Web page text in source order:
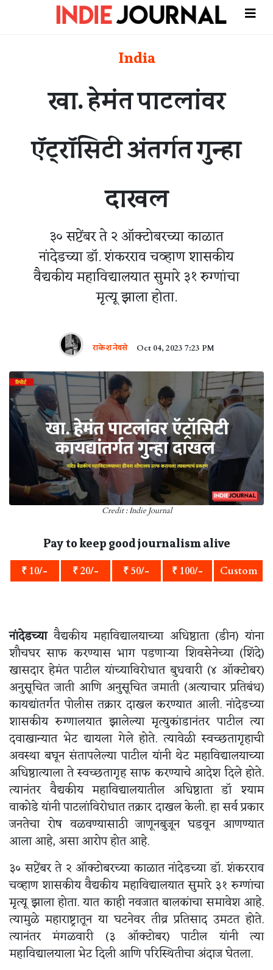
India
खा. हेमंत पाटलांवर
ऍट्रॉसिटी अंतर्गत गुन्हा
दाखल
३० सप्टेंबर ते २ ऑक्टोबरच्या काळात
नांदेडच्या डॉ. शंकरराव चव्हाण शासकीय
वैद्यकीय महाविद्यालयात सुमारे ३१ रुग्णांचा
मृत्यू झाला होता.
राकेश नेवसे Oct 04, 2023 7:23 PM
Credit : Indie Journal
Pay to keep good journalism alive
₹ 10/- ₹ 20/- ₹ 50/- ₹ 100/- Custom
नांदेडच्यावैद्यकीय महाविद्यालयाच्या अधिष्ठाता (डीन) यांना
शौचघर साफ करण्यास भाग पडणाऱ्या शिवसेनेच्या (शिंदे)
खासदार हेमंत पाटील यांच्याविरोधात बुधवारी (४ ऑक्टोबर)
अनुसूचित जाती आणि अनुसूचित जमाती (अत्याचार प्रतिबंध)
कायद्यांतर्गत पोलीस तक्रार दाखल करण्यात आली. नांदेडच्या
शासकीय रुग्णालयात झालेल्या मृत्युकांडानंतर पाटील त्या
दवाखान्यात भेट द्यायला गेले होते. त्यावेळी स्वच्छतागृहाची
अवस्था बघून संतापलेल्या पाटील यांनी थेट महाविद्यालयाच्या
अधिष्ठात्याला ते स्वच्छतागृह साफ करण्याचे आदेश दिले होते.
त्यानंतर वैद्यकीय महाविद्यालयातील अधिष्ठाता डॉ श्याम
वाकोडे यांनी पाटलांविरोधात तक्रार दाखल केली. हा सर्व प्रकार
जनतेचा रोष वळवण्यासाठी जाणूनबुजून घडवून आणण्यात
आला आहे, असा आरोप होत आहे.
३० सप्टेंबर ते २ ऑक्टोबरच्या काळात नांदेडच्या डॉ. शंकरराव
चव्हाण शासकीय वैद्यकीय महाविद्यालयात सुमारे ३१ रुग्णांचा
मृत्यू झाला होता. यात काही नवजात बालकांचा समावेश आहे.
त्यामुळे महाराष्ट्रातून या घटनेवर तीव्र प्रतिसाद उमटत होते.
त्यानंतर मंगळवारी (३ ऑक्टोबर) पाटील यांनी त्या
महाविद्यालयाला भेट दिली आणि परिस्थितीचा अंदाज घेतला.